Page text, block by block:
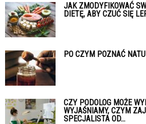
JAK ZMODYFIKOWAĆ
DIETĘ, ABY CZUĆ SIĘ
PO CZYM POZNAĆ
CZY PODOLOG MOŻE
WYJAŚNIAMY, CZYM
SPECJALISTA OD...